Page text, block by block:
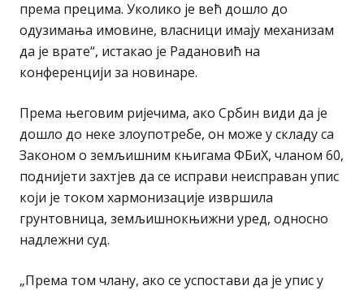
према прецима. Уколико је већ дошло до
одузимања имовине, власници имају механизам
да је врате“, истакао је Радановић на
конференцији за новинаре.
Према његовим ријечима, ако Србин види да је
дошло до неке злоупотребе, он може у складу са
Законом о земљишним књигама ФБиХ, чланом 60,
поднијети захтјев да се исправи неисправан упис
који је током хармонизације извршила
грунтовница, земљишнокњижни уред, односно
надлежни суд.
„Према том члану, ако се успостави да је упис у